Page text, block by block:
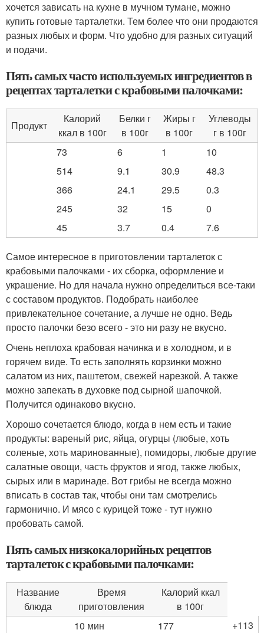
хочется зависать на кухне в мучном тумане, можно
купить готовые тарталетки. Тем более что они продаются
разных любых и форм. Что удобно для разных ситуаций
и подачи.
Пять самых часто используемых ингредиентов в
рецептах тарталетки с крабовыми палочками:
Продукт
Калорий
ккал в 100г
Белки г
в 100г
Жиры г
в 100г
Углеводы
г в 100г
73
6 1
10
514
9.1 30.9
48.3
366
24.1 29.5
0.3
245
32 15
0
45
3.7 0.4 7.6
Самое интересное в приготовлении тарталеток с
крабовыми палочками - их сборка, оформление и
украшение. Но для начала нужно определиться все-таки
с составом продуктов. Подобрать наиболее
привлекательное сочетание, а лучше не одно. Ведь
просто палочки безо всего - это ни разу не вкусно.
Очень неплоха крабовая начинка и в холодном, и в
горячем виде. То есть заполнять корзинки можно
салатом из них, паштетом, свежей нарезкой. А также
можно запекать в духовке под сырной шапочкой.
Получится одинаково вкусно.
Хорошо сочетается блюдо, когда в нем есть и такие
продукты: вареный рис, яйца, огурцы (любые, хоть
соленые, хоть маринованные), помидоры, любые другие
салатные овощи, часть фруктов и ягод, также любых,
сырых или в маринаде. Вот грибы не всегда можно
вписать в состав так, чтобы они там смотрелись
гармонично. И мясо с курицей тоже - тут нужно
пробовать самой.
Пять самых низкокалорийных рецептов
тарталеток с крабовыми палочками:
Название
блюда
Время
приготовления
Калорий ккал
в 100г
10 мин
177
+113